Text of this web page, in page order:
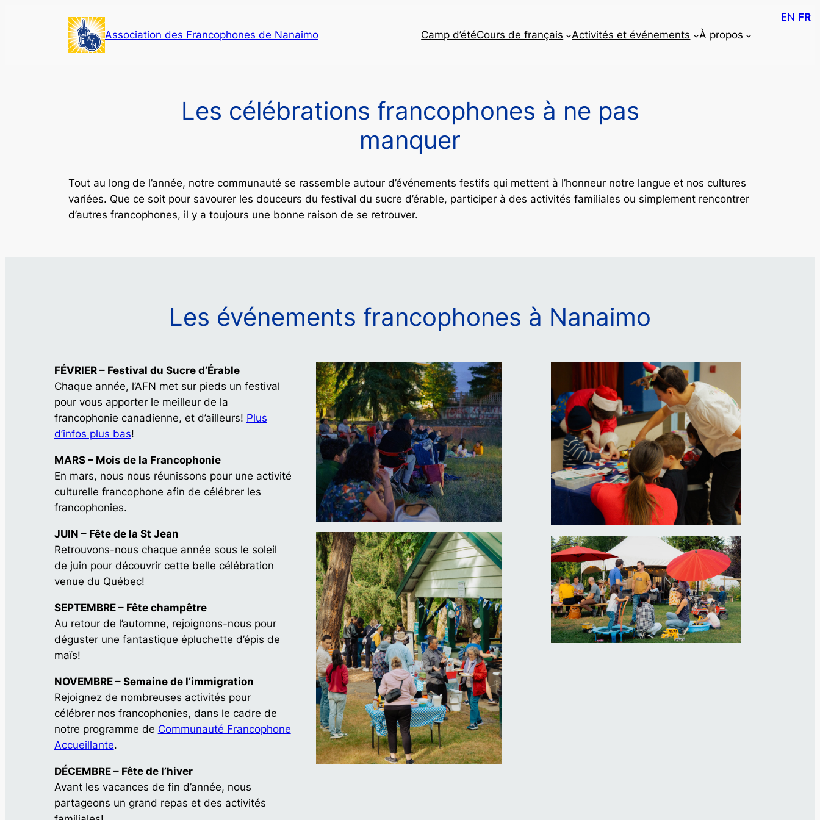
Association des Francophones de Nanaimo Camp d’étéCours de français Activités et événements À propos
Les célébrations francophones à ne pas
manquer
Tout au long de l’année, notre communauté se rassemble autour d’événements festifs qui mettent à l’honneur notre langue et nos cultures
variées. Que ce soit pour savourer les douceurs du festival du sucre d’érable, participer à des activités familiales ou simplement rencontrer
d’autres francophones, il y a toujours une bonne raison de se retrouver.
Les événements francophones à Nanaimo
FÉVRIER – Festival du Sucre d’Érable
Chaque année, l’AFN met sur pieds un festival
pour vous apporter le meilleur de la
francophonie canadienne, et d’ailleurs! Plus
d’infos plus bas!
MARS – Mois de la Francophonie
En mars, nous nous réunissons pour une activité
culturelle francophone afin de célébrer les
francophonies.
JUIN – Fête de la St Jean
Retrouvons-nous chaque année sous le soleil
de juin pour découvrir cette belle célébration
venue du Québec!
SEPTEMBRE – Fête champêtre
Au retour de l’automne, rejoignons-nous pour
déguster une fantastique épluchette d’épis de
maïs!
NOVEMBRE – Semaine de l’immigration
Rejoignez de nombreuses activités pour
célébrer nos francophonies, dans le cadre de
notre programme de Communauté Francophone
Accueillante.
DÉCEMBRE – Fête de l’hiver
Avant les vacances de fin d’année, nous
partageons un grand repas et des activités
EN FR